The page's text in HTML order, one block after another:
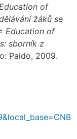
of
žáků se
Education of
sborník z
Paido, 2009.